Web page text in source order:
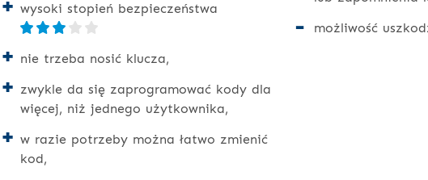
wysoki stopień bezpieczeństwa
nie trzeba nosić klucza,
zwykle da się zaprogramować kody dla
więcej, niż jednego użytkownika,
w razie potrzeby można łatwo zmienić
kod,
możliwość